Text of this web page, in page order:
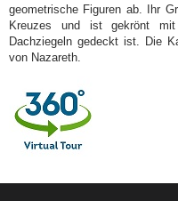
Medieval
Cemetery
Kapelle
Anna
CA
LAMBERT,
VORMALS
geometrische Figuren ab. Ihr
Kreuzes und ist gekrönt
Dachziegeln gedeckt ist. Die
von Nazareth.